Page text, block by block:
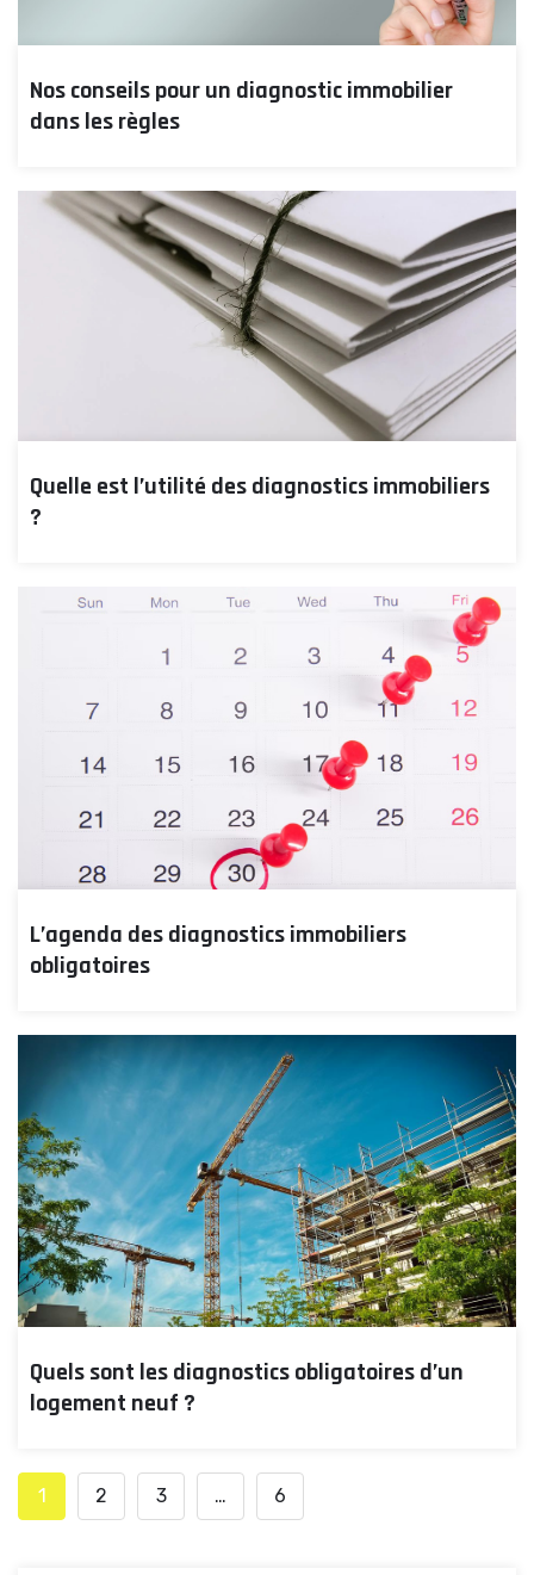
Nos conseils pour un diagnostic immobilier
dans les règles
Quelle est l’utilité des diagnostics immobiliers
?
L’agenda des diagnostics immobiliers
obligatoires
Quels sont les diagnostics obligatoires d’un
logement neuf ?
1 2 3 … 6